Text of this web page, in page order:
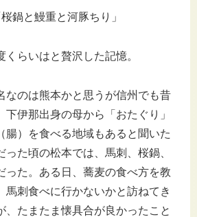
と鰻重と河豚ちり」
らいはと贅沢した記憶。
なのは熊本かと思うが信州でも昔
伊那出身の母から「おたぐり」
腸）を食べる地域もあると聞いた
った頃の松本では、馬刺、桜鍋、
った。ある日、蕎麦の食べ方を教
馬刺食べに行かないかと訪ねてき
、たまたま懐具合が良かったこと